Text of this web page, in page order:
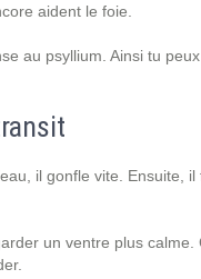
aident le foie.
au psyllium. Ainsi tu
il gonfle vite. Ensuite,
un ventre plus calme.